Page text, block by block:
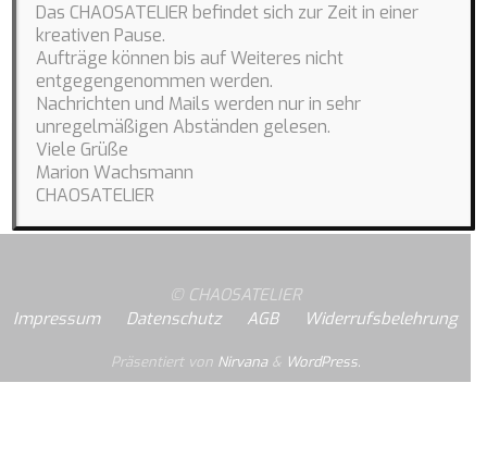
Vorheriges Bild
© CHAOSATELIER
Impressum
Datenschutz AGB Widerrufsbelehrung
Präsentiert von Nirvana& WordPress.
Das CHAOSATELIER befindet sich zur Zeit in einer
kreativen Pause.
Aufträge können bis auf Weiteres nicht
entgegengenommen werden.
Nachrichten und Mails werden nur in sehr
unregelmäßigen Abständen gelesen.
Viele Grüße
Marion Wachsmann
CHAOSATELIER